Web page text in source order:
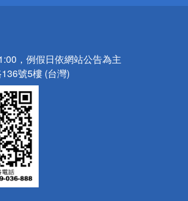
，例假日依網站公告為主
號5樓 (台灣)